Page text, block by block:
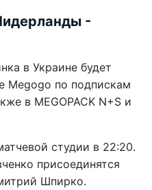
-
в Украине будет
Megogo по подпискам
в MEGOPACK N+S и
студии в 22:20.
присоединятся
Шпирко.